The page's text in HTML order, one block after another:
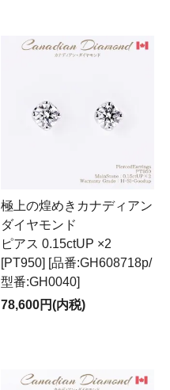
極上の煌めきカナディアン
ダイヤモンド
ピアス 0.15ctUP ×2
[PT950] [品番:GH608718p/
型番:GH0040]
78,600円(内税)